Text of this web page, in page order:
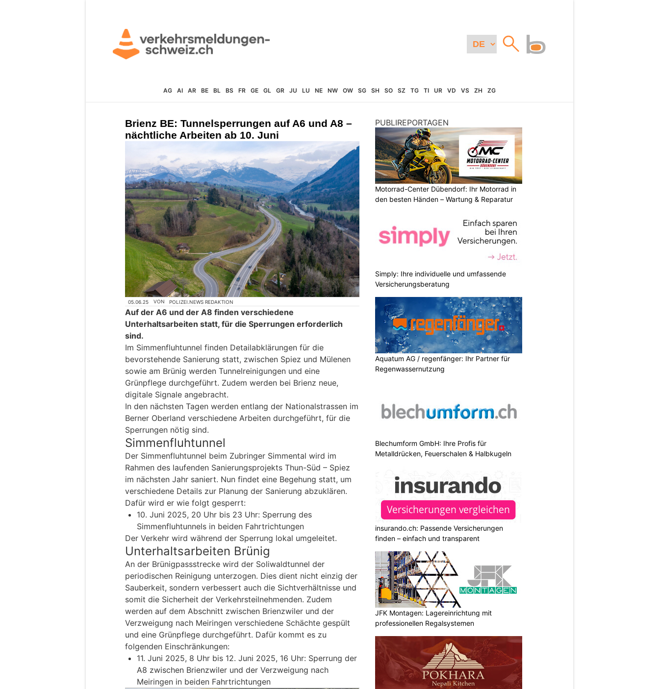
AG AI AR BE BL BS FR GE GL GR JU LU NE NW OW SG SH SO SZ TG TI UR VD VS ZH ZG
Brienz BE: Tunnelsperrungen auf A6 und A8 –
nächtliche Arbeiten ab 10. Juni
05.06.25 VON POLIZEI.NEWS REDAKTION
Auf der A6 und der A8 finden verschiedene
Unterhaltsarbeiten statt, für die Sperrungen erforderlich
sind.
Im Simmenfluhtunnel finden Detailabklärungen für die
bevorstehende Sanierung statt, zwischen Spiez und Mülenen
sowie am Brünig werden Tunnelreinigungen und eine
Grünpflege durchgeführt. Zudem werden bei Brienz neue,
digitale Signale angebracht.
In den nächsten Tagen werden entlang der Nationalstrassen im
Berner Oberland verschiedene Arbeiten durchgeführt, für die
Sperrungen nötig sind.
Simmenfluhtunnel
Der Simmenfluhtunnel beim Zubringer Simmental wird im
Rahmen des laufenden Sanierungsprojekts Thun-Süd – Spiez
im nächsten Jahr saniert. Nun findet eine Begehung statt, um
verschiedene Details zur Planung der Sanierung abzuklären.
Dafür wird er wie folgt gesperrt:
10. Juni 2025, 20 Uhr bis 23 Uhr: Sperrung des
Simmenfluhtunnels in beiden Fahrtrichtungen
Der Verkehr wird während der Sperrung lokal umgeleitet.
Unterhaltsarbeiten Brünig
An der Brünigpassstrecke wird der Soliwaldtunnel der
periodischen Reinigung unterzogen. Dies dient nicht einzig der
Sauberkeit, sondern verbessert auch die Sichtverhältnisse und
somit die Sicherheit der Verkehrsteilnehmenden. Zudem
werden auf dem Abschnitt zwischen Brienzwiler und der
Verzweigung nach Meiringen verschiedene Schächte gespült
und eine Grünpflege durchgeführt. Dafür kommt es zu
folgenden Einschränkungen:
11. Juni 2025, 8 Uhr bis 12. Juni 2025, 16 Uhr: Sperrung der
A8 zwischen Brienzwiler und der Verzweigung nach
Meiringen in beiden Fahrtrichtungen
PUBLIREPORTAGEN
Motorrad-Center Dübendorf: Ihr Motorrad in
den besten Händen – Wartung & Reparatur
Simply: Ihre individuelle und umfassende
Versicherungsberatung
Aquatum AG / regenfänger: Ihr Partner für
Regenwassernutzung
Blechumform GmbH: Ihre Profis für
Metalldrücken, Feuerschalen & Halbkugeln
insurando.ch: Passende Versicherungen
finden – einfach und transparent
JFK Montagen: Lagereinrichtung mit
professionellen Regalsystemen